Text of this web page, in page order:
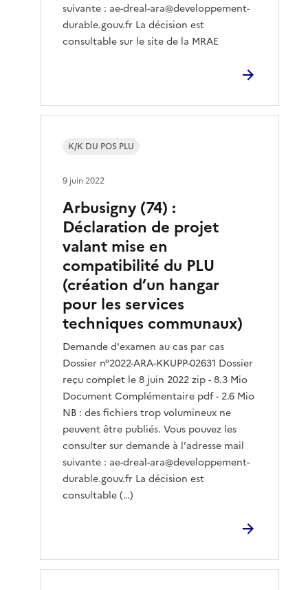
suivante : ae-dreal-ara@developpement-
durable.gouv.fr La décision est
consultable sur le site de la MRAE
Arbusigny (74) :
Déclaration de projet
valant mise en
compatibilité du PLU
(création d’un hangar
pour les services
techniques communaux)
Demande d'examen au cas par cas
Dossier n°2022-ARA-KKUPP-02631 Dossier
reçu complet le 8 juin 2022 zip - 8.3 Mio
Document Complémentaire pdf - 2.6 Mio
NB : des fichiers trop volumineux ne
peuvent être publiés. Vous pouvez les
consulter sur demande à l'adresse mail
suivante : ae-dreal-ara@developpement-
durable.gouv.fr La décision est
consultable (…)
K/K DU POS PLU
9 juin 2022